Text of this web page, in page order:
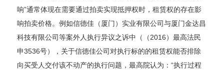
响”通常体现在需要通过拍卖实现抵押权时，租赁权的存在影
响拍卖价格。例如信德佳（厦门）实业有限公司与厦门金达昌
科技有限公司等案外人执行异议之诉中（（2016）最高法民
申3536号），关于信德佳公司对执行标的的租赁权能否排除
向买受人交付该不动产的执行问题，最高院认为：“执行过程